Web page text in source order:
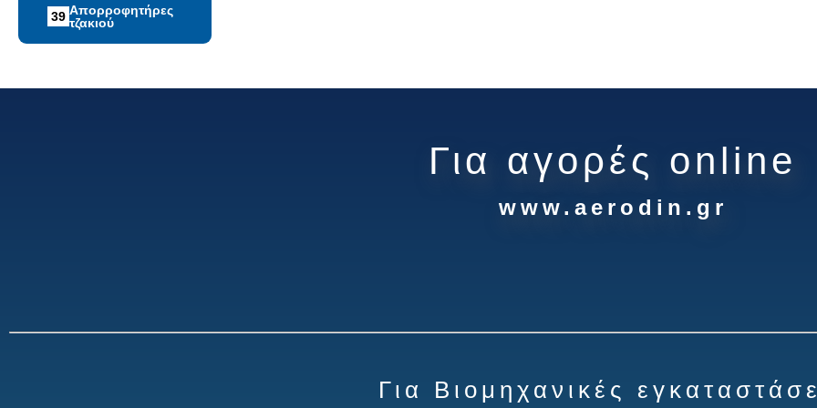
39 Απορροφητήρες
τζακιού
Για αγορές online
www.aerodin.gr
Για Βιομηχανικές